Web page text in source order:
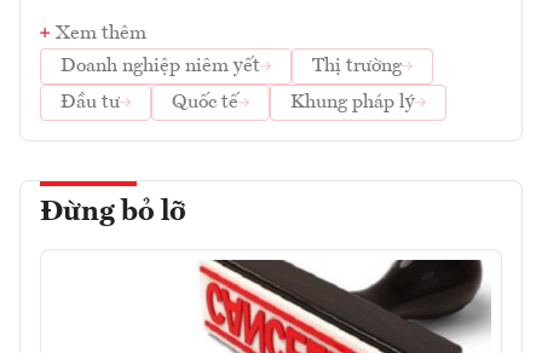
Xem thêm
Doanh nghiệp niêm yết
Thị trường
Đầu tư
Quốc tế Khung pháp lý
Đừng bỏ lỡ